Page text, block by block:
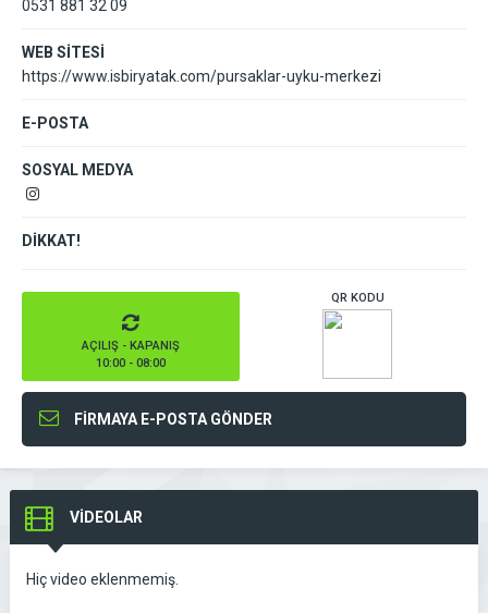
0531 881 32 09
WEB SİTESİ
https://www.isbiryatak.com/pursaklar-uyku-merkezi
E-POSTA
SOSYAL MEDYA
DİKKAT!
AÇILIŞ - KAPANIŞ
10:00 - 08:00
QR KODU
FİRMAYA E-POSTA GÖNDER
VİDEOLAR
Hiç video eklenmemiş.